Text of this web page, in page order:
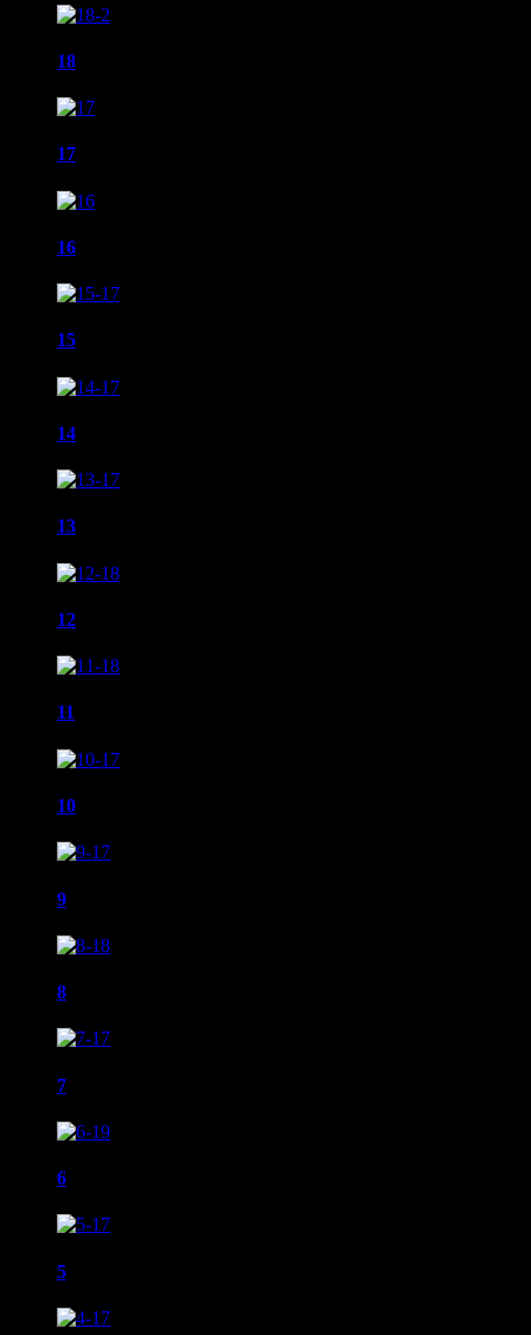
18
17
16
15
14
13
12
11
10
9
8
7
6
5